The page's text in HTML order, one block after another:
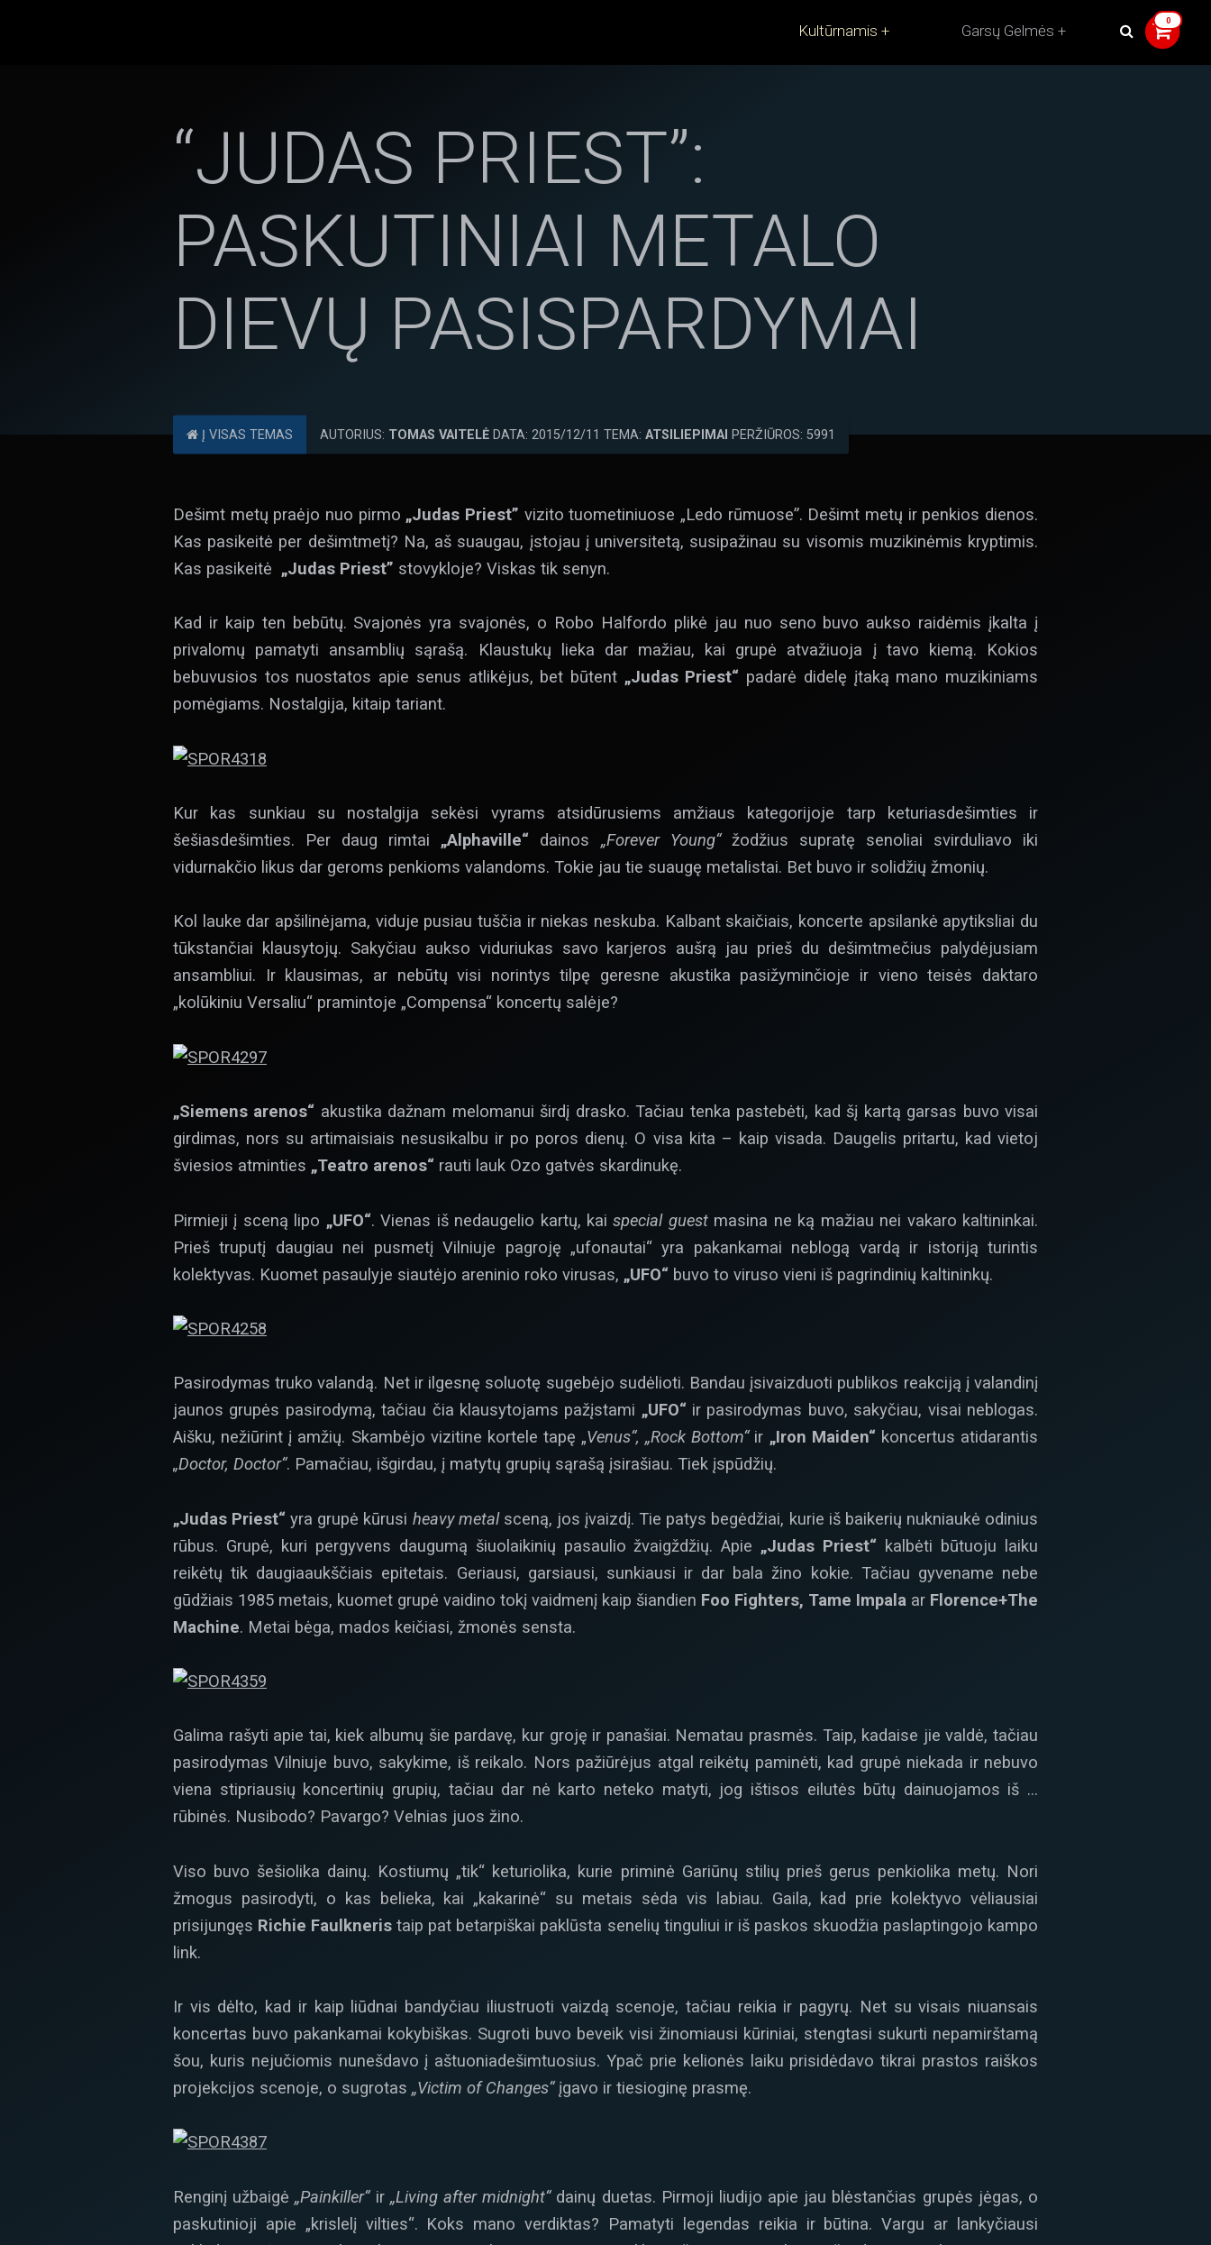
Kultūrnamis Garsų Gelmės
“JUDAS PRIEST”:
PASKUTINIAI METALO
DIEVŲ PASISPARDYMAI
Į VISAS TEMAS AUTORIUS: TOMAS VAITELĖ DATA: 2015/12/11 TEMA: ATSILIEPIMAI PERŽIŪROS: 5991
Dešimt metų praėjo nuo pirmo „Judas Priest” vizito tuometiniuose „Ledo rūmuose”. Dešimt metų ir penkios dienos.
Kas pasikeitė per dešimtmetį? Na, aš suaugau, įstojau į universitetą, susipažinau su visomis muzikinėmis kryptimis.
Kas pasikeitė „Judas Priest” stovykloje? Viskas tik senyn.
Kad ir kaip ten bebūtų. Svajonės yra svajonės, o Robo Halfordo plikė jau nuo seno buvo aukso raidėmis įkalta į
privalomų pamatyti ansamblių sąrašą. Klaustukų lieka dar mažiau, kai grupė atvažiuoja į tavo kiemą. Kokios
bebuvusios tos nuostatos apie senus atlikėjus, bet būtent „Judas Priest“ padarė didelę įtaką mano muzikiniams
pomėgiams. Nostalgija, kitaip tariant.
Kur kas sunkiau su nostalgija sekėsi vyrams atsidūrusiems amžiaus kategorijoje tarp keturiasdešimties ir
šešiasdešimties. Per daug rimtai „Alphaville“ dainos „Forever Young“žodžius supratę senoliai svirduliavo iki
vidurnakčio likus dar geroms penkioms valandoms. Tokie jau tie suaugę metalistai. Bet buvo ir solidžių žmonių.
Kol lauke dar apšilinėjama, viduje pusiau tuščia ir niekas neskuba. Kalbant skaičiais, koncerte apsilankė apytiksliai du
tūkstančiai klausytojų. Sakyčiau aukso viduriukas savo karjeros aušrą jau prieš du dešimtmečius palydėjusiam
ansambliui. Ir klausimas, ar nebūtų visi norintys tilpę geresne akustika pasižyminčioje ir vieno teisės daktaro
„kolūkiniu Versaliu“ pramintoje „Compensa“ koncertų salėje?
„Siemens arenos“ akustika dažnam melomanui širdį drasko. Tačiau tenka pastebėti, kad šį kartą garsas buvo visai
girdimas, nors su artimaisiais nesusikalbu ir po poros dienų. O visa kita – kaip visada. Daugelis pritartu, kad vietoj
šviesios atminties „Teatro arenos“ rauti lauk Ozo gatvės skardinukę.
Pirmieji į sceną lipo „UFO“. Vienas iš nedaugelio kartų, kai special guestmasina ne ką mažiau nei vakaro kaltininkai.
Prieš truputį daugiau nei pusmetį Vilniuje pagroję „ufonautai“ yra pakankamai neblogą vardą ir istoriją turintis
kolektyvas. Kuomet pasaulyje siautėjo areninio roko virusas, „UFO“ buvo to viruso vieni iš pagrindinių kaltininkų.
Pasirodymas truko valandą. Net ir ilgesnę soluotę sugebėjo sudėlioti. Bandau įsivaizduoti publikos reakciją į valandinį
jaunos grupės pasirodymą, tačiau čia klausytojams pažįstami „UFO“ir pasirodymas buvo, sakyčiau, visai neblogas.
Aišku, nežiūrint į amžių. Skambėjo vizitine kortele tapę „Venus“, „Rock Bottom“ir „Iron Maiden“koncertus atidarantis
„Doctor, Doctor“. Pamačiau, išgirdau, į matytų grupių sąrašą įsirašiau. Tiek įspūdžių.
„Judas Priest“ yra grupė kūrusi heavy metalsceną, jos įvaizdį. Tie patys begėdžiai, kurie iš baikerių nukniaukė odinius
rūbus. Grupė, kuri pergyvens daugumą šiuolaikinių pasaulio žvaigždžių. Apie „Judas Priest“ kalbėti būtuoju laiku
reikėtų tik daugiaaukščiais epitetais. Geriausi, garsiausi, sunkiausi ir dar bala žino kokie. Tačiau gyvename nebe
gūdžiais 1985 metais, kuomet grupė vaidino tokį vaidmenį kaip šiandien Foo Fighters, Tame Impala ar Florence+The
Machine. Metai bėga, mados keičiasi, žmonės sensta.
Galima rašyti apie tai, kiek albumų šie pardavę, kur groję ir panašiai. Nematau prasmės. Taip, kadaise jie valdė, tačiau
pasirodymas Vilniuje buvo, sakykime, iš reikalo. Nors pažiūrėjus atgal reikėtų paminėti, kad grupė niekada ir nebuvo
viena stipriausių koncertinių grupių, tačiau dar nė karto neteko matyti, jog ištisos eilutės būtų dainuojamos iš …
rūbinės. Nusibodo? Pavargo? Velnias juos žino.
Viso buvo šešiolika dainų. Kostiumų „tik“ keturiolika, kurie priminė Gariūnų stilių prieš gerus penkiolika metų. Nori
žmogus pasirodyti, o kas belieka, kai „kakarinė“ su metais sėda vis labiau. Gaila, kad prie kolektyvo vėliausiai
prisijungęs Richie Faulkneris taip pat betarpiškai paklūsta senelių tinguliui ir iš paskos skuodžia paslaptingojo kampo
link.
Ir vis dėlto, kad ir kaip liūdnai bandyčiau iliustruoti vaizdą scenoje, tačiau reikia ir pagyrų. Net su visais niuansais
koncertas buvo pakankamai kokybiškas. Sugroti buvo beveik visi žinomiausi kūriniai, stengtasi sukurti nepamirštamą
šou, kuris nejučiomis nunešdavo į aštuoniadešimtuosius. Ypač prie kelionės laiku prisidėdavo tikrai prastos raiškos
projekcijos scenoje, o sugrotas „Victim of Changes“įgavo ir tiesioginę prasmę.
Renginį užbaigė„Painkiller“ir„Living after midnight“dainų duetas. Pirmoji liudijo apie jau blėstančias grupės jėgas, o
paskutinioji apie „krislelį vilties“. Koks mano verdiktas? Pamatyti legendas reikia ir būtina. Vargu ar lankyčiausi